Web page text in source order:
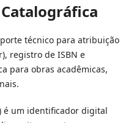
técnico para atribuição
registro de ISBN e
para obras acadêmicas,
é um identificador digital